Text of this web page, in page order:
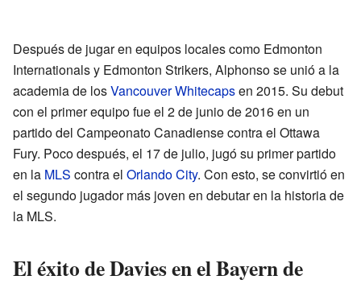
Después de jugar en equipos locales como Edmonton
Internationals y Edmonton Strikers, Alphonso se unió a la
academia de losVancouver Whitecapsen 2015. Su debut
con el primer equipo fue el 2 de junio de 2016 en un
partido del Campeonato Canadiense contra el Ottawa
Fury. Poco después, el 17 de julio, jugó su primer partido
en la MLS contra el Orlando City. Con esto, se convirtió en
el segundo jugador más joven en debutar en la historia de
la MLS.
El éxito de Davies en el Bayern de